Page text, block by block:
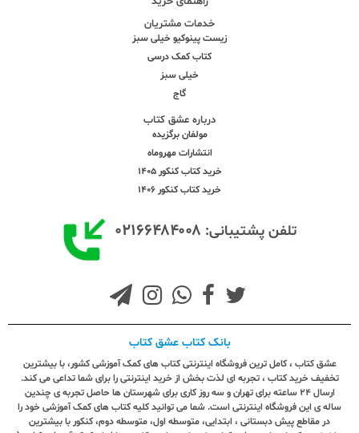
خدمات مشتریان
زیست پینوکیو خیلی سبز
کتاب کمک درسی
خیلی سبز
گاج
درباره عشق کتاب
مولفان برگزیده
انتشارات مهروماه
خرید کتاب کنکور 1405
خرید کتاب کنکور 1406
تلفن پشتیبانی: ۰۲۱۶۶۴۸۴۰۰۸
بانک کتاب عشق کتاب
عشق کتاب ، کامل ترین فروشگاه اینترنتی کتاب های کمک آموزشی کشور، با بیشترین
تخفیف خرید کتاب ، تجربه ای لذت بخش از خرید اینترنتی را برای شما تداعی می کند.
ارسال ٢٤ ساعته برای تهران و سه روز کاری برای شهرستان ها حاصل تجربه ی چندین
ساله ی این فروشگاه اینترنتی است. شما می توانید کلیه کتاب های کمک آموزشی خود را
در مقاطع پیش دبستانی ، ابتدایی، متوسطه اول، متوسطه دوم، کنکور با بیشترین